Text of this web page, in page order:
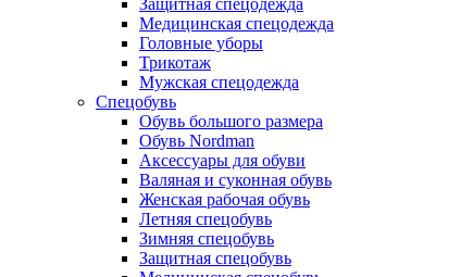
Защитная спецодежда
Медицинская спецодежда
Головные уборы
Трикотаж
Мужская спецодежда
Спецобувь
Обувь большого размера
Обувь Nordman
Аксессуары для обуви
Валяная и суконная обувь
Женская рабочая обувь
Летняя спецобувь
Зимняя спецобувь
Защитная спецобувь